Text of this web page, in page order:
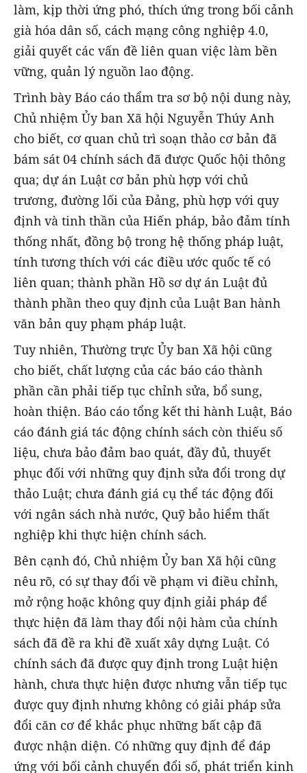
làm, kịp thời ứng phó, thích ứng trong bối cảnh
già hóa dân số, cách mạng công nghiệp 4.0,
giải quyết các vấn đề liên quan việc làm bền
vững, quản lý nguồn lao động.
Trình bày Báo cáo thẩm tra sơ bộ nội dung này,
Chủ nhiệm Ủy ban Xã hội Nguyễn Thúy Anh
cho biết, cơ quan chủ trì soạn thảo cơ bản đã
bám sát 04 chính sách đã được Quốc hội thông
qua; dự án Luật cơ bản phù hợp với chủ
trương, đường lối của Đảng, phù hợp với quy
định và tinh thần của Hiến pháp, bảo đảm tính
thống nhất, đồng bộ trong hệ thống pháp luật,
tính tương thích với các điều ước quốc tế có
liên quan; thành phần Hồ sơ dự án Luật đủ
thành phần theo quy định của Luật Ban hành
văn bản quy phạm pháp luật.
Tuy nhiên, Thường trực Ủy ban Xã hội cũng
cho biết, chất lượng của các báo cáo thành
phần cần phải tiếp tục chỉnh sửa, bổ sung,
hoàn thiện. Báo cáo tổng kết thi hành Luật, Báo
cáo đánh giá tác động chính sách còn thiếu số
liệu, chưa bảo đảm bao quát, đầy đủ, thuyết
phục đối với những quy định sửa đổi trong dự
thảo Luật; chưa đánh giá cụ thể tác động đối
với ngân sách nhà nước, Quỹ bảo hiểm thất
nghiệp khi thực hiện chính sách.
Bên cạnh đó, Chủ nhiệm Ủy ban Xã hội cũng
nêu rõ, có sự thay đổi về phạm vi điều chỉnh,
mở rộng hoặc không quy định giải pháp để
thực hiện đã làm thay đổi nội hàm của chính
sách đã đề ra khi đề xuất xây dựng Luật. Có
chính sách đã được quy định trong Luật hiện
hành, chưa thực hiện được nhưng vẫn tiếp tục
được quy định nhưng không có giải pháp sửa
đổi căn cơ để khắc phục những bất cập đã
được nhận diện. Có những quy định để đáp
ứng với bối cảnh chuyển đổi số, phát triển kinh